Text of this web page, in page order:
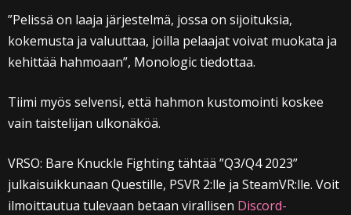
”Pelissä on laaja järjestelmä, jossa on sijoituksia,
kokemusta ja valuuttaa, joilla pelaajat voivat muokata ja
kehittää hahmoaan”, Monologic tiedottaa.
Tiimi myös selvensi, että hahmon kustomointi koskee
vain taistelijan ulkonäköä.
VRSO: Bare Knuckle Fighting tähtää ”Q3/Q4 2023”
julkaisuikkunaan Questille, PSVR 2:lle ja SteamVR:lle. Voit
ilmoittautua tulevaan betaan virallisen Discord-